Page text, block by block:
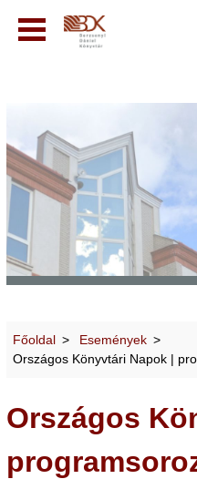
Főoldal
Események
Országos Könyvtári Napok |
Országos